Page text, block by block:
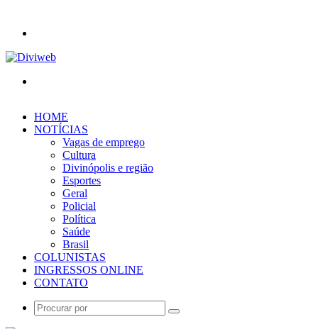
HOME
NOTÍCIAS
Vagas de emprego
Cultura
Divinópolis e região
Esportes
Geral
Policial
Política
Saúde
Brasil
COLUNISTAS
INGRESSOS ONLINE
CONTATO
Procurar